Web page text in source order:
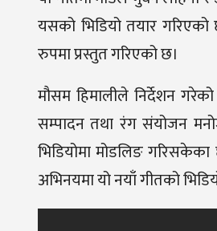
यसको भिडियो तयार
रुपमा प्रस्तुत गरिएको छ।
मौसम हिमालीले निर्देशन
सम्पादन तथा रंग संयोजन
भिडियोमा मोडलिङ
अभिनयमा यो नयाँ गीतको